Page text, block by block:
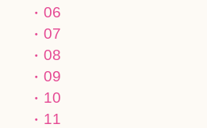
06
07
08
09
10
11